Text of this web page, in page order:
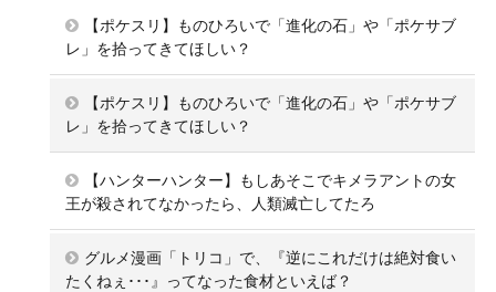
【ポケスリ】ものひろいで「進化の石」や「ポケサブ
レ」を拾ってきてほしい？
【ポケスリ】ものひろいで「進化の石」や「ポケサブ
レ」を拾ってきてほしい？
【ハンターハンター】もしあそこでキメラアントの女
王が殺されてなかったら、人類滅亡してたろ
グルメ漫画「トリコ」で、『逆にこれだけは絶対食い
たくねぇ･･･』ってなった食材といえば？